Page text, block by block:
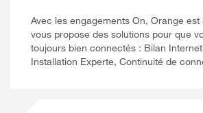
Avec les engagements On, Orange
vous propose des solutions pour que
toujours bien connectés : Bilan
Installation Experte, Continuité de